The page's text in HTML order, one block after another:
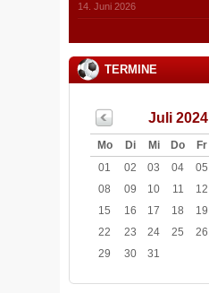
14. Juni 2026
TERMINE
Juli 2024
Mo Di Mi Do Fr
01
02 03 04 05
08
09 10 11 12
15
16 17 18 19
22
23 24 25 26
29
30 31